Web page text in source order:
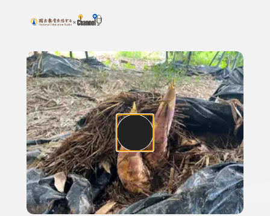
上方功能區塊
搜尋關鍵字：可輸入節目名稱、主持人或關鍵字